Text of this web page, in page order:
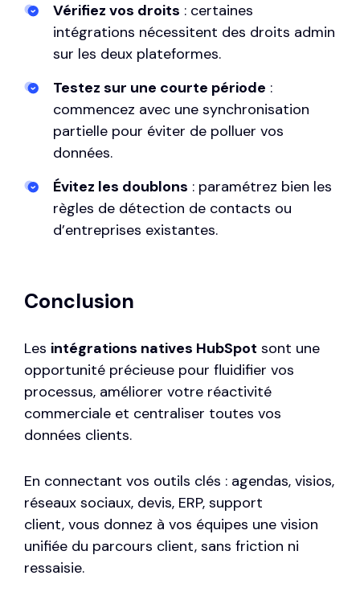
Vérifiez vos droits : certaines
intégrations nécessitent des droits admin
sur les deux plateformes.
Testez sur une courte période :
commencez avec une synchronisation
partielle pour éviter de polluer vos
données.
Évitez les doublons : paramétrez bien les
règles de détection de contacts ou
d’entreprises existantes.
Conclusion
Les intégrations natives HubSpot sont une
opportunité précieuse pour fluidifier vos
processus, améliorer votre réactivité
commerciale et centraliser toutes vos
données clients.
En connectant vos outils clés : agendas, visios,
réseaux sociaux, devis, ERP, support
client, vous donnez à vos équipes une vision
unifiée du parcours client, sans friction ni
ressaisie.